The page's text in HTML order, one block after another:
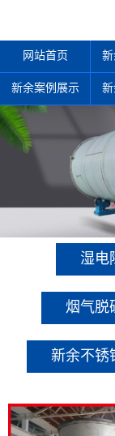
网站首页 新
新余案例展示
多年来诚信服
湿电
烟气脱
新余不锈